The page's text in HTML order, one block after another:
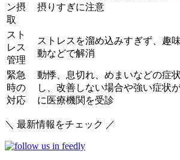
ン摂
取
摂りすぎに注意
スト
レス
管理
ストレスを溜め込みすぎず、趣
動などで解消
緊急
時の
対応
動悸、息切れ、めまいなどの症
し、改善しない場合や強い症状
に医療機関を受診
＼ 最新情報をチェック ／